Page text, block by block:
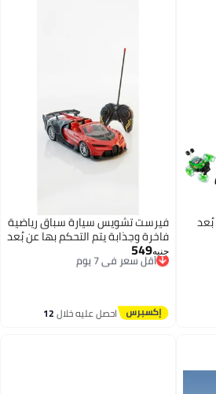
فيرست تشويس سيارة سباق رياضية
فاخرة وجذابة يتم التحكم بها عن بُعد
مع جهاز تحكم لاسلكي متطور
ممتعة
جنيه549
أقل سعر في 7 يوم
توصيل مجاني
احصل عليه خلال12